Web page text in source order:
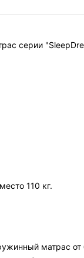
серии
110 кг.
матрас от